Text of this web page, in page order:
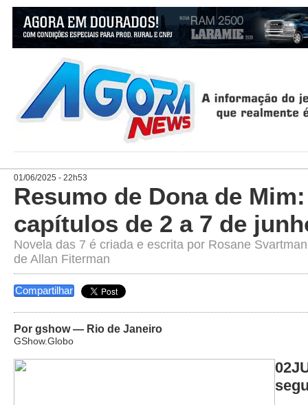
01/06/2025 - 22h53
Resumo de Dona de
capítulos de 2 a 7 de
Novela das 7 é criada e escrita por Rosane
de Allan Fiterman
Compartilhar
Por gshow — Rio de Janeiro
GShow.Globo